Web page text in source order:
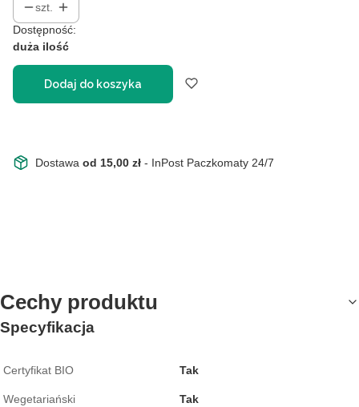
szt.
Dostępność:
duża ilość
Dodaj do koszyka
Dostawa od 15,00 zł - InPost Paczkomaty 24/7
Cechy produktu
Specyfikacja
Certyfikat BIO Tak
Wegetariański Tak